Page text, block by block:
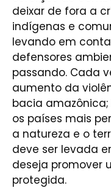
deixar de fora a
indígenas e
levando em
defensores
passando. Cada
aumento da
bacia amazônica;
os países mais
a natureza e o
deve ser levada
deseja promover
protegida.